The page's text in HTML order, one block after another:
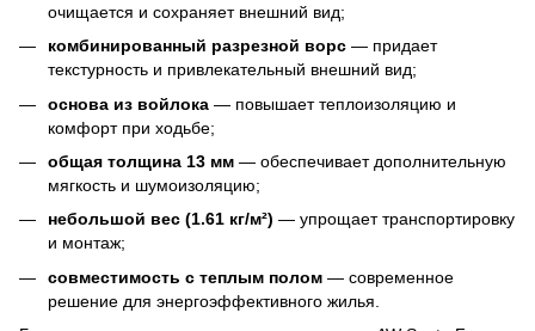
очищается и сохраняет внешний вид;
комбинированный разрезной ворс — придает
текстурность и привлекательный внешний вид;
основа из войлока — повышает теплоизоляцию и
комфорт при ходьбе;
общая толщина 13 мм — обеспечивает дополнительную
мягкость и шумоизоляцию;
небольшой вес (1.61 кг/м²) — упрощает транспортировку
и монтаж;
совместимость с теплым полом — современное
решение для энергоэффективного жилья.